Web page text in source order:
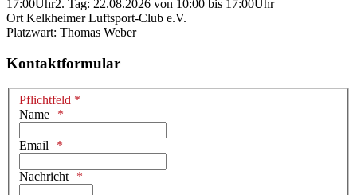
17:00Uhr2. Tag: 22.08.2026 von 10:00 bis 17:00Uhr
Ort Kelkheimer Luftsport-Club e.V.
Platzwart: Thomas Weber
Kontaktformular
Pflichtfeld *
Name
Email
Nachricht